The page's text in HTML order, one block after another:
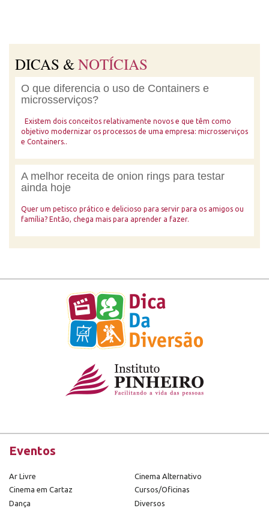
DICAS &NOTÍCIAS
O que diferencia o uso de Containers e
microsserviços?
Existem dois conceitos relativamente novos e que têm como
objetivo modernizar os processos de uma empresa: microsserviços
e Containers..
A melhor receita de onion rings para testar
ainda hoje
Quer um petisco prático e delicioso para servir para os amigos ou
família? Então, chega mais para aprender a fazer.
Eventos
Ar Livre
Cinema Alternativo
Cinema em Cartaz
Cursos/Oficinas
Dança
Diversos